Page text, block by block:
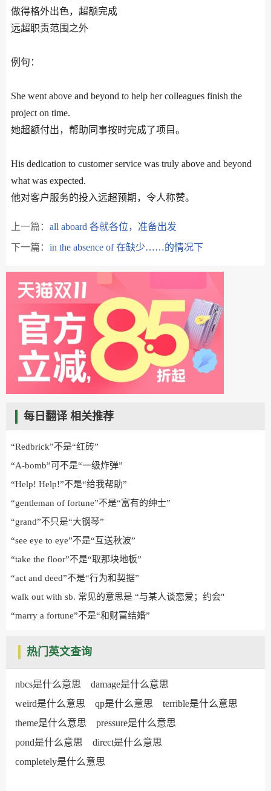
做得格外出色，超额完成
远超职责范围之外
例句：
She went above and beyond to help her colleagues finish the
project on time.
她超额付出，帮助同事按时完成了项目。
His dedication to customer service was truly above and beyond
what was expected.
上一篇： all aboard 各就各位，准备出发
下一篇： in the absence of 在缺少……的情况下
每日翻译 相关推荐
“Redbrick”不是“红砖”
“A-bomb”可不是“一级炸弹”
“Help! Help!”不是“给我帮助”
“gentleman of fortune”不是“富有的绅士”
“grand”不只是“大钢琴”
“see eye to eye”不是“互送秋波”
“take the floor”不是“取那块地板”
“act and deed”不是“行为和契据”
walk out with sb. 常见的意思是 “与某人谈恋爱；约会"
“marry a fortune”不是“和财富结婚”
热门英文查询
nbcs是什么意思
damage是什么意思
weird是什么意思
qp是什么意思
terrible是什么意思
theme是什么意思
pressure是什么意思
pond是什么意思
direct是什么意思
completely是什么意思